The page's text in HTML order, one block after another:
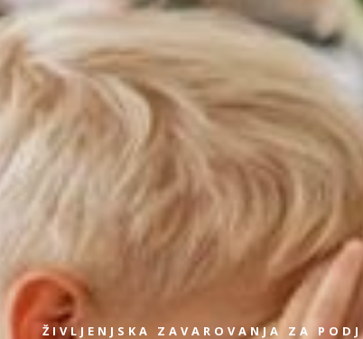
ŽIVLJENJSKA ZAVAROVANJA ZA